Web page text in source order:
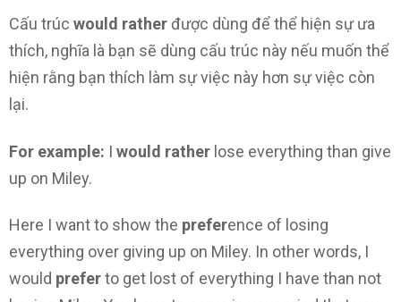
Cấu trúc would ratherđược dùng để thể hiện sự ưa
thích, nghĩa là bạn sẽ dùng cấu trúc này nếu muốn thể
hiện rằng bạn thích làm sự việc này hơn sự việc còn
lại.
For example: I would rather lose everything than give
up on Miley.
Here I want to show the preference of losing
everything over giving up on Miley. In other words, I
would preferto get lost of everything I have than not